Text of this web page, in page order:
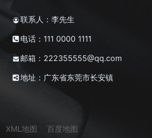
联系人：李先生
电话：111 0000 1111
邮箱：222355555@qq.com
地址：广东省东莞市长安镇
XML地图 百度地图